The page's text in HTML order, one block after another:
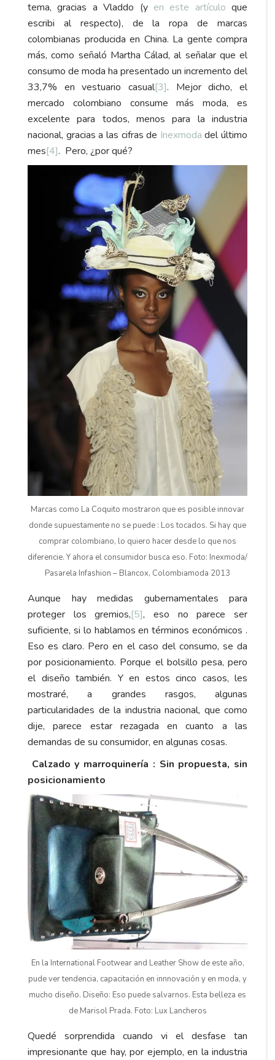
tema, gracias a Vladdo (y en este artículo que
escribi al respecto), de la ropa de marcas
colombianas producida en China. La gente compra
más, como señaló Martha Cálad, al señalar que el
consumo de moda ha presentado un incremento del
33,7% en vestuario casual[3]. Mejor dicho, el
mercado colombiano consume más moda, es
excelente para todos, menos para la industria
nacional, gracias a las cifras de Inexmoda del último
mes[4]. Pero, ¿por qué?
Marcas como La Coquito mostraron que es posible innovar
donde supuestamente no se puede : Los tocados. Si hay que
comprar colombiano, lo quiero hacer desde lo que nos
diferencie. Y ahora el consumidor busca eso. Foto: Inexmoda/
Pasarela Infashion – Blancox, Colombiamoda 2013
Aunque hay medidas gubernamentales para
proteger los gremios,[5], eso no parece ser
suficiente, si lo hablamos en términos económicos .
Eso es claro. Pero en el caso del consumo, se da
por posicionamiento. Porque el bolsillo pesa, pero
el diseño también. Y en estos cinco casos, les
mostraré, a grandes rasgos, algunas
particularidades de la industria nacional, que como
dije, parece estar rezagada en cuanto a las
demandas de su consumidor, en algunas cosas.
Calzado y marroquinería : Sin propuesta, sin
posicionamiento
En la International Footwear and Leather Show de este año,
pude ver tendencia, capacitación en innnovación y en moda, y
mucho diseño. Diseño: Eso puede salvarnos. Esta belleza es
de Marisol Prada. Foto: Lux Lancheros
Quedé sorprendida cuando vi el desfase tan
impresionante que hay, por ejemplo, en la industria